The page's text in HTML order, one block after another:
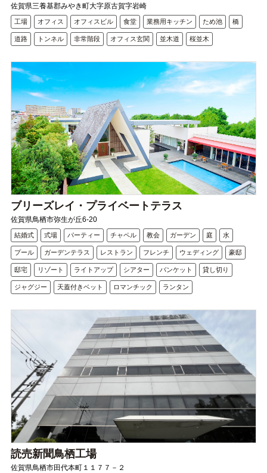
佐賀県三養基郡みやき町大字原古賀字岩崎
工場 オフィス オフィスビル 食堂 業務用キッチン ため池 橋
道路 トンネル 非常階段 オフィス玄関 並木道 桜並木
ブリーズレイ・プライベートテラス
佐賀県鳥栖市弥生が丘6-20
結婚式 式場 パーティー チャペル 教会 ガーデン 庭 水
プール ガーデンテラス レストラン フレンチ ウェディング 豪邸
邸宅 リゾート ライトアップ シアター バンケット 貸し切り
ジャグジー 天蓋付きベット ロマンチック ランタン
読売新聞鳥栖工場
佐賀県鳥栖市田代本町１１７７－２